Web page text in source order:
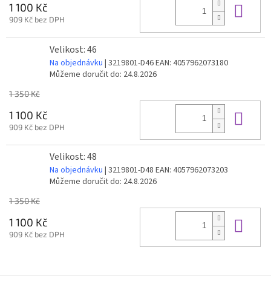
1 100 Kč
909 Kč bez DPH
Velikost: 46
Na objednávku | 3219801-D46EAN: 4057962073180
Můžeme doručit do: 24.8.2026
1 350 Kč
1 100 Kč
909 Kč bez DPH
Velikost: 48
Na objednávku | 3219801-D48 EAN: 4057962073203
Můžeme doručit do: 24.8.2026
1 350 Kč
1 100 Kč
909 Kč bez DPH